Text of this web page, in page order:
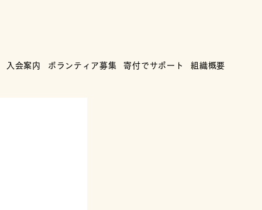
入会案内 ボランティア募集 寄付でサポート 組織概要